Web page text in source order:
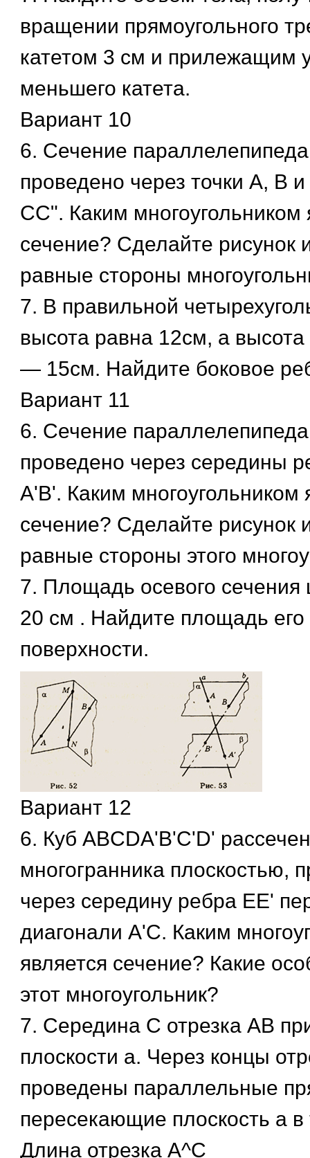
вращении прямоугольного
катетом 3 см и прилежащим
меньшего катета.
Вариант 10
6. Сечение
проведено через точки А, В
СС". Каким многоугольником
сечение? Сделайте рисунок
равные стороны
7. В правильной
высота равна 12см, а высота
— 15см. Найдите боковое
Вариант 11
6. Сечение
проведено через середины
А'В'. Каким многоугольником
сечение? Сделайте рисунок
равные стороны этого
7. Площадь осевого сечения
20 см . Найдите площадь его
поверхности.
Вариант 12
6. Куб ABCDA'B'C'D'
многогранника плоскостью,
через середину ребра ЕЕ'
диагонали А'С. Каким
является сечение? Какие
этот многоугольник?
7. Середина С отрезка АВ
плоскости а. Через концы
проведены параллельные
пересекающие плоскость а
Длина отрезка А^С